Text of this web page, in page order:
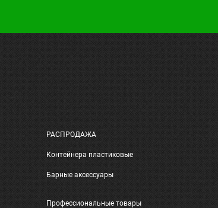
РАСПРОДАЖА
Контейнера пластиковые
Барные аксессуары
Профессиональные товары